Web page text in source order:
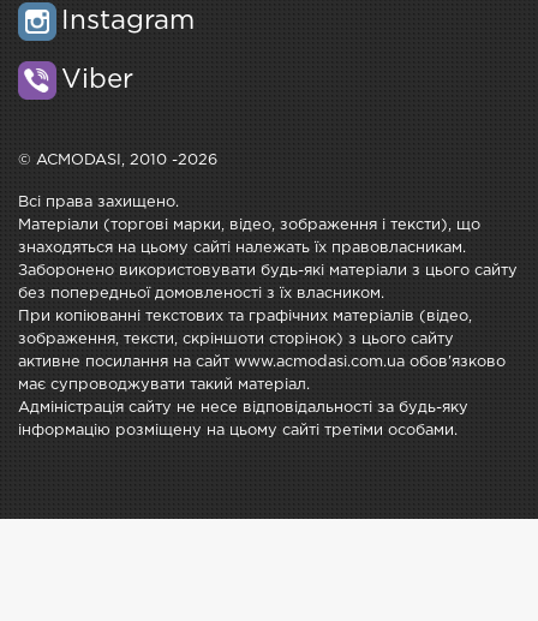
Instagram
Viber
© ACMODASI, 2010 -2026
Всі права захищено.
Матеріали (торгові марки, відео, зображення і тексти), що
знаходяться на цьому сайті належать їх правовласникам.
Заборонено використовувати будь-які матеріали з цього сайту
без попередньої домовленості з їх власником.
При копіюванні текстових та графічних матеріалів (відео,
зображення, тексти, скріншоти сторінок) з цього сайту
активне посилання на сайт www.acmodasi.com.ua обов'язково
має супроводжувати такий матеріал.
Адміністрація сайту не несе відповідальності за будь-яку
інформацію розміщену на цьому сайті третіми особами.